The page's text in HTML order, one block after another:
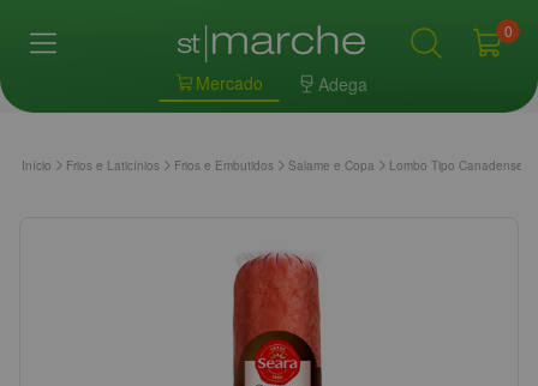
Mercado Adega
0
Início Frios e Laticínios Frios e Embutidos Salame e Copa Lombo Tipo Canadense